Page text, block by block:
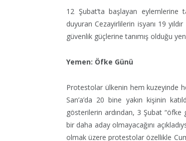
12 Şubat’ta başlayan
duyuran Cezayirlilerin isyanı 19
güvenlik güçlerine tanımış olduğu
Yemen: Öfke Günü
Protestolar ülkenin hem kuzeyinde
San’a’da 20 bine yakın kişinin
gösterilerin ardından, 3 Şubat
bir daha aday olmayacağını
olmak üzere protestolar özellikle